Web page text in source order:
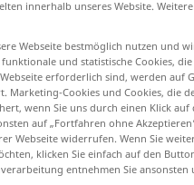
innerhalb unseres Website.
Webseite bestmöglich nutzen und
und statistische Cookies,
erforderlich sind, werden auf
Marketing-Cookies und Cookies, die
wenn Sie uns durch einen Klick
auf „Fortfahren ohne
Webseite widerrufen. Wenn Sie
klicken Sie einfach auf den
entnehmen Sie ansonsten